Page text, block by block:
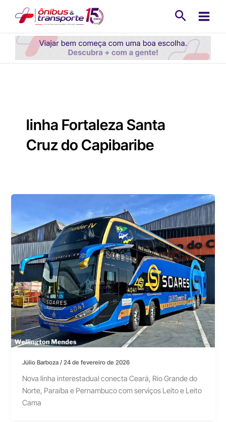
conteúdo
linha Fortaleza Santa
Cruz do Capibaribe
Júlio Barboza/24 de fevereiro de 2026
Nova linha interestadual conecta Ceará, Rio Grande do
Norte, Paraíba e Pernambuco com serviços Leito e Leito
Cama